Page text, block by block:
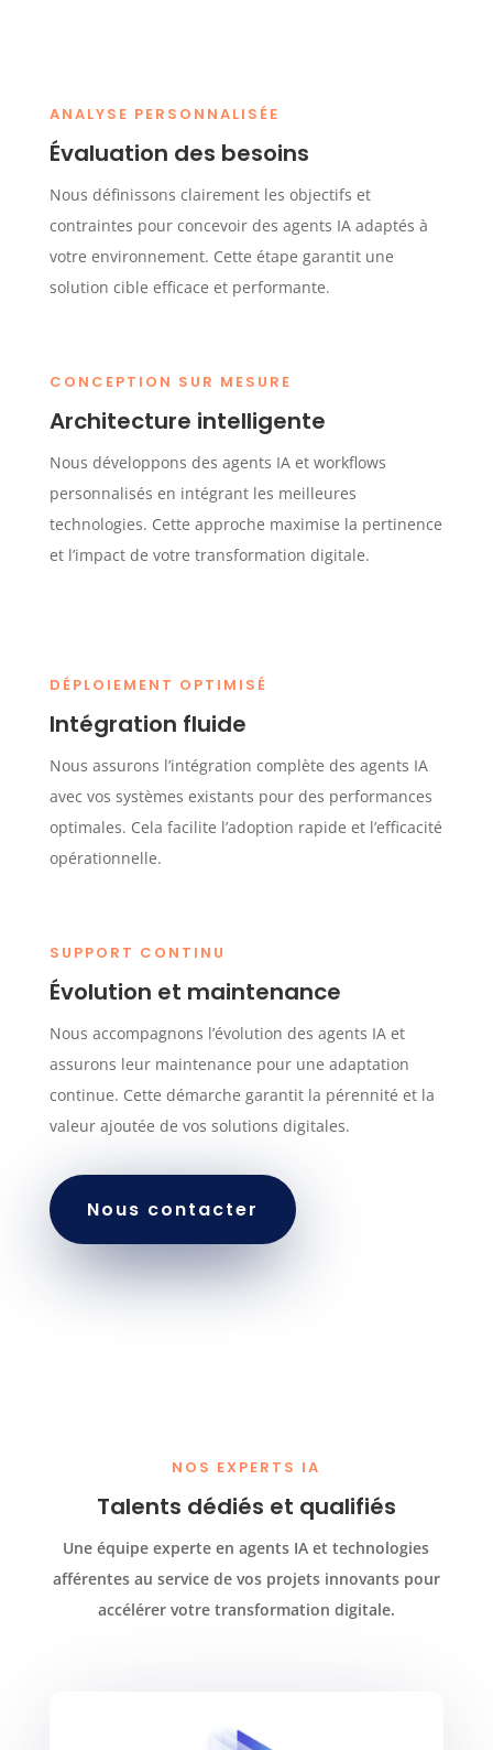
ANALYSE PERSONNALISÉE
Évaluation des besoins
Nous définissons clairement les objectifs et
contraintes pour concevoir des agents IA adaptés à
votre environnement. Cette étape garantit une
solution cible efficace et performante.
CONCEPTION SUR MESURE
Architecture intelligente
Nous développons des agents IA et workflows
personnalisés en intégrant les meilleures
technologies. Cette approche maximise la pertinence
et l’impact de votre transformation digitale.
DÉPLOIEMENT OPTIMISÉ
Intégration fluide
Nous assurons l’intégration complète des agents IA
avec vos systèmes existants pour des performances
optimales. Cela facilite l’adoption rapide et l’efficacité
opérationnelle.
SUPPORT CONTINU
Évolution et maintenance
Nous accompagnons l’évolution des agents IA et
assurons leur maintenance pour une adaptation
continue. Cette démarche garantit la pérennité et la
valeur ajoutée de vos solutions digitales.
Nous contacter
NOS EXPERTS IA
Talents dédiés et qualifiés
Une équipe experte en agents IA et technologies
afférentes au service de vos projets innovants pour
accélérer votre transformation digitale.